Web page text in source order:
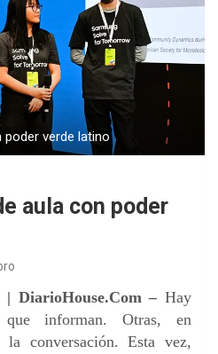
verde latino
aula con poder
| DiarioHouse.Com – Hay
que informan. Otras, en
conversación. Esta vez,